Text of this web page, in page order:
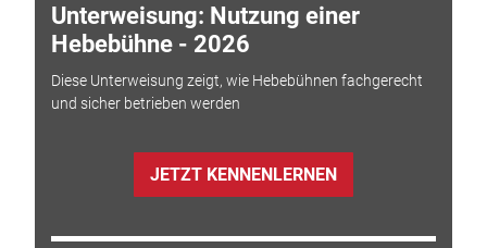
Unterweisung: Nutzung einer
Hebebühne - 2026
Diese Unterweisung zeigt, wie Hebebühnen fachgerecht
und sicher betrieben werden
JETZT KENNENLERNEN